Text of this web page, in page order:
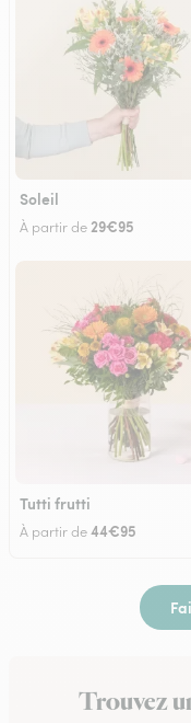
Soleil
À partir de29€95
Tutti frutti
À partir de44€95
Trouvez